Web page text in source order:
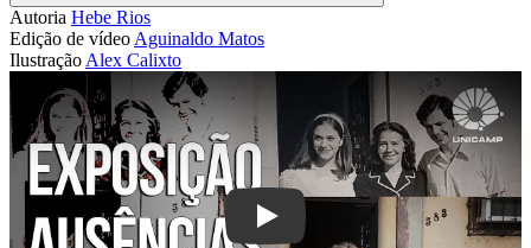
Compartilhar
Autoria Hebe Rios
Edição de vídeo Aguinaldo Matos
Ilustração Alex Calixto
Play